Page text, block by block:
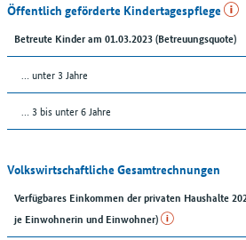
Öffentlich geförderte Kindertagespflege
Betreute Kinder am 01.03.2023 (Betreuungsquote)
… unter 3 Jahre
… 3 bis unter 6 Jahre
Volkswirtschaftliche Gesamtrechnungen
Verfügbares Einkommen der privaten Haushalte
je Einwohnerin und Einwohner)